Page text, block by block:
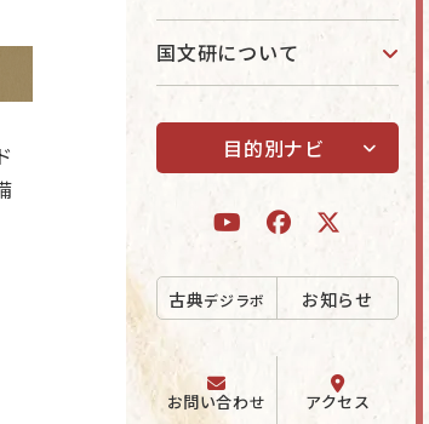
国文研について
お問い合わせ アクセス
目的別ナビ
古典デジラボ お知らせ